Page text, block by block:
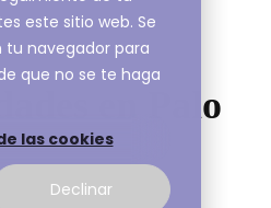
este sitio web. Se
tu navegador para
que no se te haga
las cookies
Declinar
en Palo